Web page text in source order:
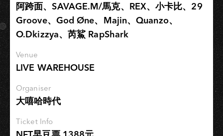
:
馬
勒:
號
交
響
(第
阿跨面、SAVAGE.M/馬克、REX、小卡比、29
Groove、God Øne、Majin、Quanzo、
O.Dkizzya、芮鯊 RapShark
Venue
LIVE WAREHOUSE
Organiser
大嘻哈時代
Ticket Info